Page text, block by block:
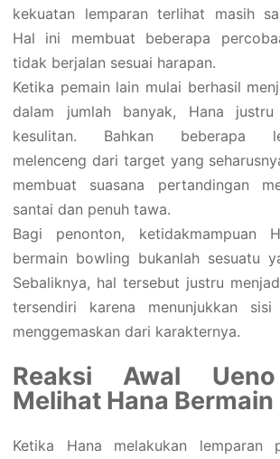
kekuatan lemparan terlihat masih
Hal ini membuat beberapa
tidak berjalan sesuai harapan.
Ketika pemain lain mulai berhasil
dalam jumlah banyak, Hana justru
kesulitan. Bahkan beberapa
melenceng dari target yang
membuat suasana pertandingan
santai dan penuh tawa.
Bagi penonton, ketidakmampuan
bermain bowling bukanlah sesuatu
Sebaliknya, hal tersebut justru
tersendiri karena menunjukkan
menggemaskan dari karakternya.
Reaksi Awal
Melihat Hana Bermain
Ketika Hana melakukan lemparan